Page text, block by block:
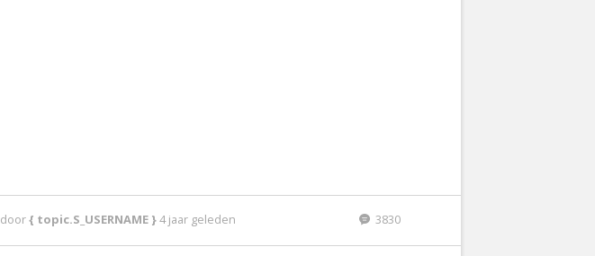
door{ topic.S_USERNAME }4 jaar geleden 3830